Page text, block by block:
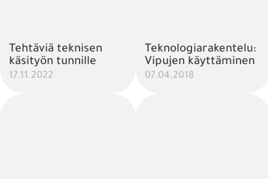
Tehtäviä teknisen
käsityön tunnille
17.11.2022
Teknologiarakentelu:
Vipujen käyttäminen
07.04.2018